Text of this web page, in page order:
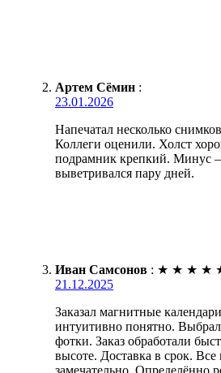
Артем Сёмин :
23.01.2026
Напечатал несколько
Коллеги оценили. Холст
подрамник крепкий. Минус
выветривался пару дней.
Иван Самсонов : ★ ★ ★ ★
21.12.2025
Заказал магнитные
интуитивно понятно.
фотки. Заказ обработали
высоте. Доставка в срок. Все